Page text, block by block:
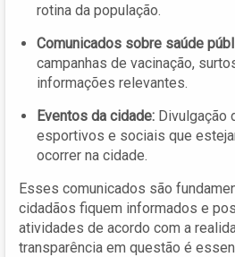
rotina da população.
Comunicados sobre saúde
campanhas de vacinação,
informações relevantes.
Eventos da cidade: Divulgação
esportivos e sociais que
ocorrer na cidade.
Esses comunicados são
cidadãos fiquem informados e
atividades de acordo com a
transparência em questão é